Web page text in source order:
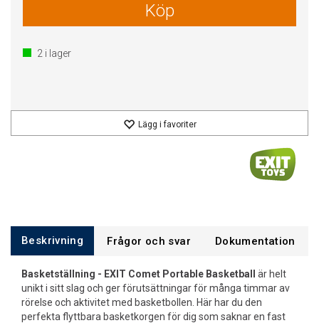
Köp
2 i lager
Lägg i favoriter
Beskrivning Frågor och svar Dokumentation
Basketställning - EXIT Comet Portable Basketball är helt
unikt i sitt slag och ger förutsättningar för många timmar av
rörelse och aktivitet med basketbollen. Här har du den
perfekta flyttbara basketkorgen för dig som saknar en fast